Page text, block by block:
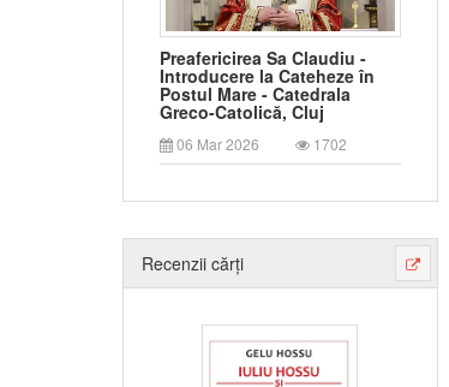
Preafericirea Sa Claudiu -
Introducere la Cateheze în
Postul Mare - Catedrala
Greco-Catolică, Cluj
06 Mar 2026 1702
Recenzii cărți